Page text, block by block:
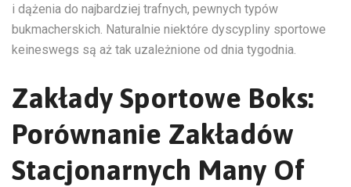
i dążenia do najbardziej trafnych, pewnych typów
bukmacherskich. Naturalnie niektóre dyscypliny sportowe
keineswegs są aż tak uzależnione od dnia tygodnia.
Zakłady Sportowe Boks:
Porównanie Zakładów
Stacjonarnych Many Of